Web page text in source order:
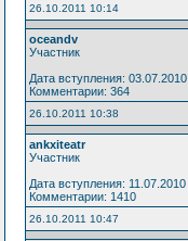
26.10.2011 10:14
oceandv
Участник
Дата вступления: 03.07.2010
Комментарии: 364
26.10.2011 10:38
ankxiteatr
Участник
Дата вступления: 11.07.2010
Комментарии: 1410
26.10.2011 10:47